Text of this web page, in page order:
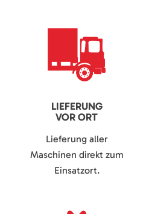
LIEFERUNG
VOR ORT
Lieferung aller
Maschinen direkt zum
Einsatzort.